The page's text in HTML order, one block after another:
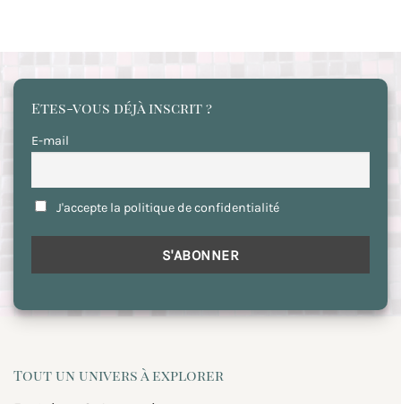
Etes-vous déjà inscrit ?
E-mail
J'accepte la politique de confidentialité
Tout un univers à explorer